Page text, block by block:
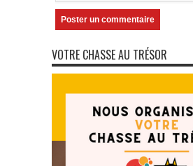
VOTRE CHASSE AU TRÉSOR